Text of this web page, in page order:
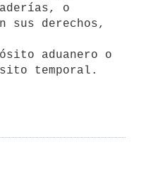
o
sus derechos,
aduanero o
temporal.